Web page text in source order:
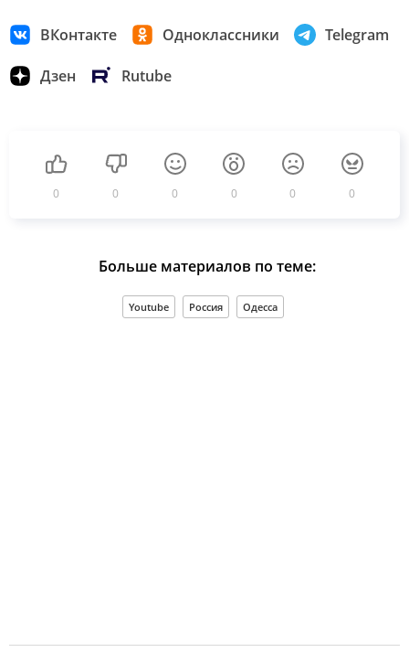
ВКонтакте Одноклассники Telegram
Дзен Rutube
0 0 0 0 0 0
Больше материалов по теме:
Youtube Россия Одесса